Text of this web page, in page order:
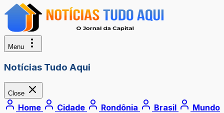
Menu
Notícias Tudo Aqui
Close
Home Cidade Rondônia Brasil
Mundo